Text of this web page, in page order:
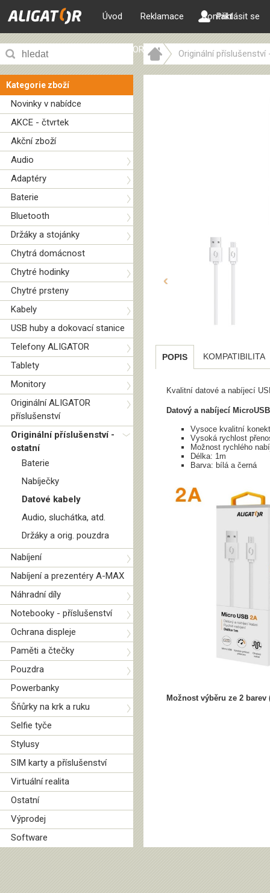
Úvod Reklamace Kontakt
ALIGATOR web
Přihlásit se
Kategorie zboží
Novinky v nabídce
AKCE - čtvrtek
Akční zboží
Audio
Adaptéry
Baterie
Bluetooth
Držáky a stojánky
Chytrá domácnost
Chytré hodinky
Chytré prsteny
Kabely
USB huby a dokovací stanice
Telefony ALIGATOR
Tablety
Monitory
Originální ALIGATOR
příslušenství
Originální příslušenství -
ostatní
Baterie
Nabíječky
Datové kabely
Audio, sluchátka, atd.
Držáky a orig. pouzdra
Nabíjení
Nabíjení a prezentéry A-MAX
Náhradní díly
Notebooky - příslušenství
Ochrana displeje
Paměti a čtečky
Pouzdra
Powerbanky
Šňůrky na krk a ruku
Selfie tyče
Stylusy
SIM karty a příslušenství
Virtuální realita
Ostatní
Výprodej
Software
Originální
‹
POPIS KOMPATIBILITA
Kvalitní datové a nabíjecí
Datový a nabíjecí
Vysoce kvalitní
Vysoká rychlost
Možnost rychlého
Délka: 1m
Barva: bílá a černá
Možnost výběru ze 2